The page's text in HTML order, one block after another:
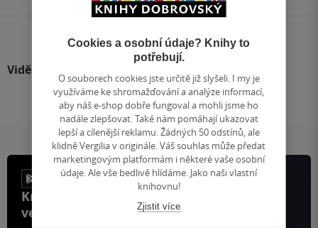
Viděli jste
Knihy, recenze a klubové výhody
ve vaší kapse a naší appce KDčko
Cookies a osobní údaje? Knihy to
potřebují.
O souborech cookies jste určitě již slyšeli. I my je
využíváme ke shromažďování a analýze informací,
aby náš e-shop dobře fungoval a mohli jsme ho
nadále zlepšovat. Také nám pomáhají ukazovat
lepší a cílenější reklamu. Žádných 50 odstínů, ale
klidně Vergilia v originále. Váš souhlas může předat
marketingovým platformám i některé vaše osobní
údaje. Ale vše bedlivě hlídáme. Jako naši vlastní
knihovnu!
Zjistit více